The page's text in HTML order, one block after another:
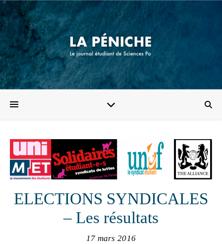
ELECTIONS SYNDICALES
– Les résultats
17 mars 2016